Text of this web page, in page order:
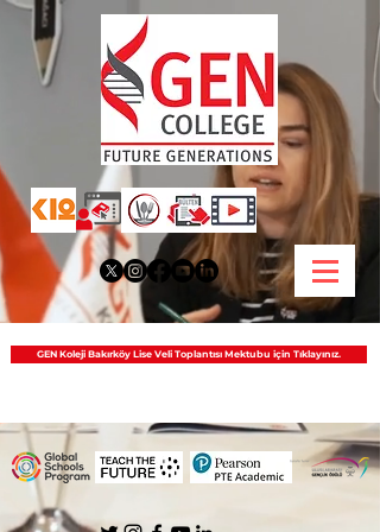
GEN Koleji Bakırköy Lise Veli Toplantısı Mektubu için Tıklayınız.